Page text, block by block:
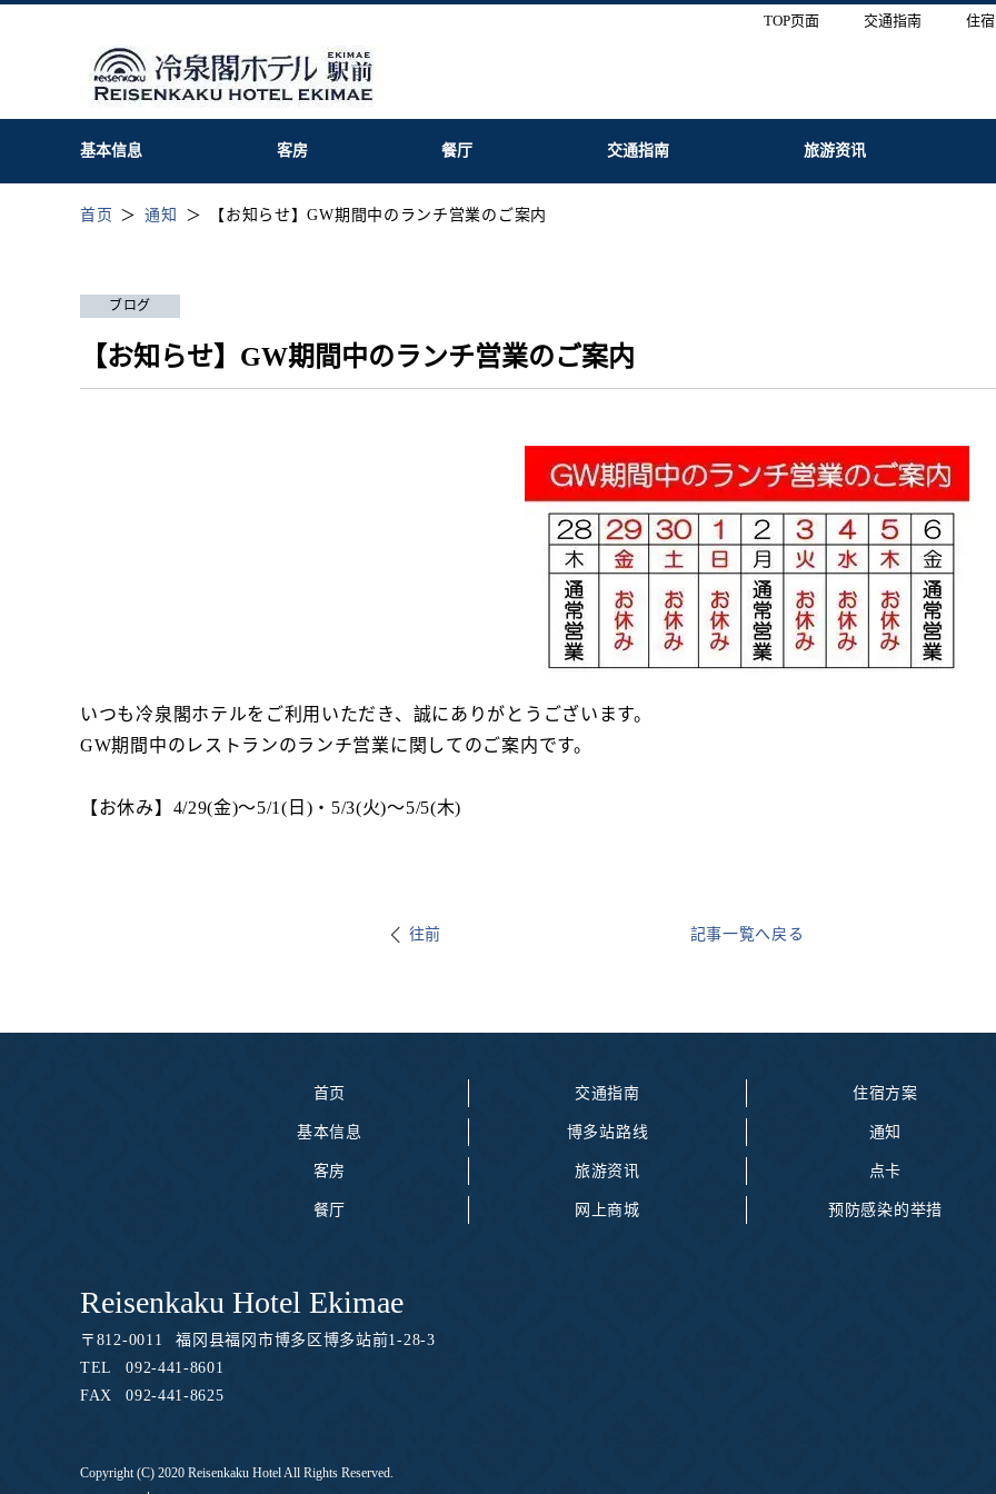
TOP页面 交通指南 住
基本信息 客房 餐厅 交通指南 旅游资讯
首页 通知 【お知らせ】GW期間中のランチ営業のご案内
ブログ
【お知らせ】GW期間中のランチ営業のご案内
いつも冷泉閣ホテルをご利用いただき、誠にありがとうございます。
GW期間中のレストランのランチ営業に関してのご案内です。
【お休み】4/29(金)～5/1(日)・5/3(火)～5/5(木)
往前 記事一覧へ戻る
首页
基本信息
客房
餐厅
交通指南
博多站路线
旅游资讯
网上商城
住宿方案
通知
点卡
预防感染的举措
Reisenkaku Hotel Ekimae
〒 812-0011
福冈县福冈市博多区博多站前1-28-3
TEL
092-441-8601
FAX
092-441-8625
Copyright (C) 2020 Reisenkaku Hotel All Rights Reserved.